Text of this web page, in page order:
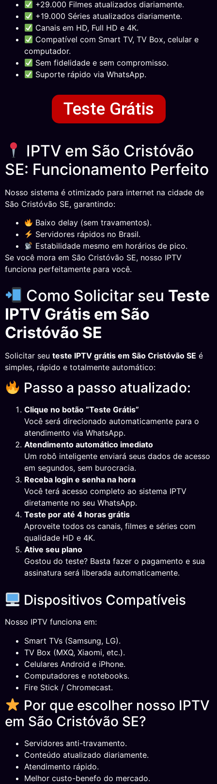
+29.000 Filmes atualizados diariamente.
+19.000 Séries atualizados diariamente.
Canais em HD, Full HD e 4K.
Compatível com Smart TV, TV Box, celular e
computador.
Sem fidelidade e sem compromisso.
Suporte rápido via WhatsApp.
Teste Grátis
IPTV em São Cristóvão
SE: Funcionamento Perfeito
Nosso sistema é otimizado para internet na cidade de
São Cristóvão SE, garantindo:
Baixo delay (sem travamentos).
Servidores rápidos no Brasil.
Estabilidade mesmo em horários de pico.
Se você mora em São Cristóvão SE, nosso IPTV
funciona perfeitamente para você.
Como Solicitar seu Teste
IPTV Grátis em São
Cristóvão SE
Solicitar seu teste IPTV grátis em São Cristóvão SE é
simples, rápido e totalmente automático:
Passo a passo atualizado:
Clique no botão “Teste Grátis”
Você será direcionado automaticamente para o
atendimento via WhatsApp.
Atendimento automático imediato
Um robô inteligente enviará seus dados de acesso
em segundos, sem burocracia.
Receba login e senha na hora
Você terá acesso completo ao sistema IPTV
diretamente no seu WhatsApp.
Teste por até 4 horas grátis
Aproveite todos os canais, filmes e séries com
qualidade HD e 4K.
Ative seu plano
Gostou do teste? Basta fazer o pagamento e sua
assinatura será liberada automaticamente.
Dispositivos Compatíveis
Nosso IPTV funciona em:
Smart TVs (Samsung, LG).
TV Box (MXQ, Xiaomi, etc.).
Celulares Android e iPhone.
Computadores e notebooks.
Fire Stick / Chromecast.
Por que escolher nosso IPTV
em São Cristóvão SE?
Servidores anti-travamento.
Conteúdo atualizado diariamente.
Atendimento rápido.
Melhor custo-benefo do mercado.